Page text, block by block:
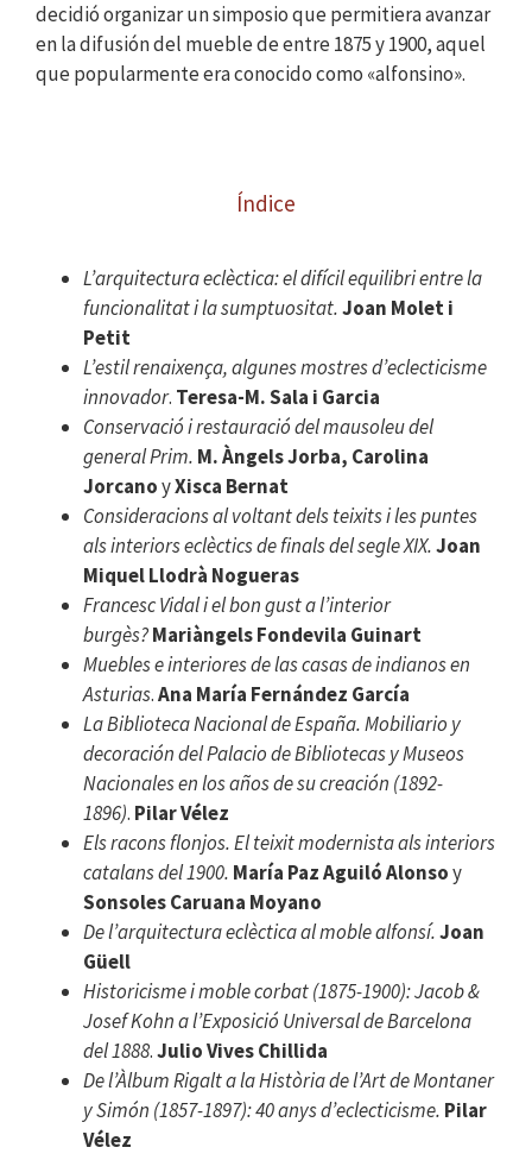
decidió organizar un simposio que permitiera avanzar
en la difusión del mueble de entre 1875 y 1900, aquel
que popularmente era conocido como «alfonsino».
Índice
L’arquitectura eclèctica: el difícil equilibri entre la
funcionalitat i la sumptuositat.Joan Moleti
Petit
L’estil renaixença, algunes mostres d’eclecticisme
innovador. Teresa-M. Sala i Garcia
Conservació i restauració del mausoleu del
general Prim. M. Àngels Jorba, Carolina
JorcanoyXisca Bernat
Consideracions al voltant dels teixits i les puntes
als interiors eclèctics de finals del segle XIX.Joan
Miquel Llodrà Nogueras
Francesc Vidal i el bon gust a l’interior
burgès?Mariàngels Fondevila Guinart
Muebles e interiores de las casas de indianos en
Asturias.Ana María Fernández García
La Biblioteca Nacional de España. Mobiliario y
decoración del Palacio de Bibliotecas y Museos
Nacionales en los años de su creación (1892-
1896). Pilar Vélez
Els racons flonjos. El teixit modernista als interiors
catalans del 1900. María Paz Aguiló Alonsoy
Sonsoles Caruana Moyano
De l’arquitectura eclèctica al moble alfonsí.Joan
Güell
Historicisme i moble corbat (1875-1900): Jacob &
Josef Kohn a l’Exposició Universal de Barcelona
del 1888.Julio Vives Chillida
De l’Àlbum Rigalt a la Història de l’Art de Montaner
y Simón (1857-1897): 40 anys d’eclecticisme. Pilar
Vélez